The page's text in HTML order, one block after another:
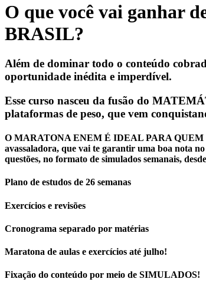
O que você vai ganhar
BRASIL?
Além de dominar todo o conteúdo
oportunidade inédita e imperdível.
Esse curso nasceu da fusão do
plataformas de peso, que vem
O MARATONA ENEM É IDEAL PARA QUEM
avassaladora, que vai te garantir uma boa nota
questões, no formato de simulados semanais,
Plano de estudos de 26 semanas
Exercícios e revisões
Cronograma separado por matérias
Maratona de aulas e exercícios até julho!
Fixação do conteúdo por meio de SIMULADOS!